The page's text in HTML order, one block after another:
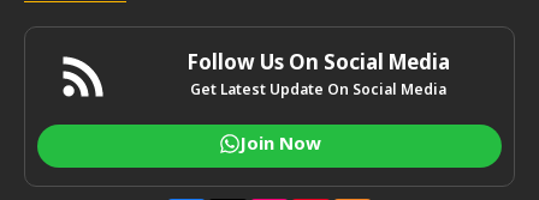
Follow Us On Social Media
Get Latest Update On Social Media
Join Now